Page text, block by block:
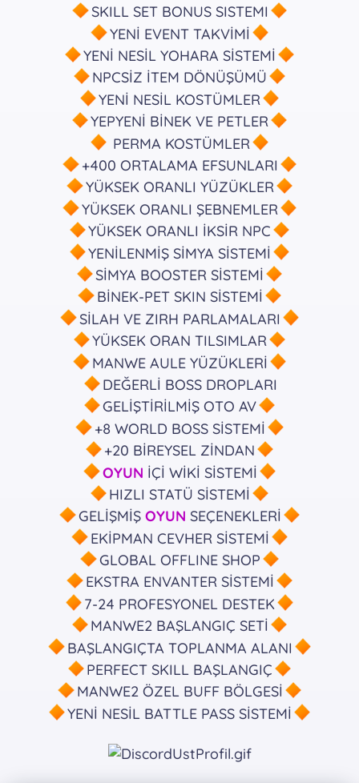
SKILL SET BONUS SISTEMI
YENİ EVENT TAKVİMİ
YENİ NESİL YOHARA SİSTEMİ
NPCSİZ İTEM DÖNÜŞÜMÜ
YENİ NESİL KOSTÜMLER
YEPYENİ BİNEK VE PETLER
PERMA KOSTÜMLER
+400 ORTALAMA EFSUNLARI
YÜKSEK ORANLI YÜZÜKLER
YÜKSEK ORANLI ŞEBNEMLER
YÜKSEK ORANLI İKSİR NPC
YENİLENMİŞ SİMYA SİSTEMİ
SİMYA BOOSTER SİSTEMİ
BİNEK-PET SKIN SİSTEMİ
SİLAH VE ZIRH PARLAMALARI
YÜKSEK ORAN TILSIMLAR
MANWE AULE YÜZÜKLERİ
DEĞERLİ BOSS DROPLARI
GELİŞTİRİLMİŞ OTO AV
+8 WORLD BOSS SİSTEMİ
+20 BİREYSEL ZİNDAN
OYUN İÇİ WİKİ SİSTEMİ
HIZLI STATÜ SİSTEMİ
GELİŞMİŞ OYUN SEÇENEKLERİ
EKİPMAN CEVHER SİSTEMİ
GLOBAL OFFLINE SHOP
EKSTRA ENVANTER SİSTEMİ
7-24 PROFESYONEL DESTEK
MANWE2 BAŞLANGIÇ SETİ
BAŞLANGIÇTA TOPLANMA ALANI
PERFECT SKILL BAŞLANGIÇ
MANWE2 ÖZEL BUFF BÖLGESİ
YENİ NESİL BATTLE PASS SİSTEMİ